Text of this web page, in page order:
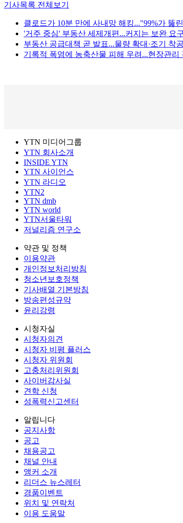
기사목록 전체보기
클로드가 10분 만에 사내망 해킹..."99%가 뚫
'거주 중심' 부동산 세제개편...커지는 보완 요
부동산 공급대책 곧 발표...물량 확대·조기 착
기록적 폭염에 농축산물 피해 우려...현장관리
YTN 미디어그룹
YTN 회사소개
INSIDE YTN
YTN 사이언스
YTN 라디오
YTN2
YTN dmb
YTN world
YTN서울타워
저널리즘 연구소
약관 및 정책
이용약관
개인정보처리방침
청소년보호정책
기사배열 기본방침
방송편성규약
윤리강령
시청자실
시청자의견
시청자 비평 플러스
시청자 위원회
고충처리위원회
사이버감사실
견학 신청
성폭력신고센터
알립니다
공지사항
공고
채용공고
채널 안내
앵커 소개
리더스 뉴스레터
경품이벤트
위치 및 연락처
이용 도움말